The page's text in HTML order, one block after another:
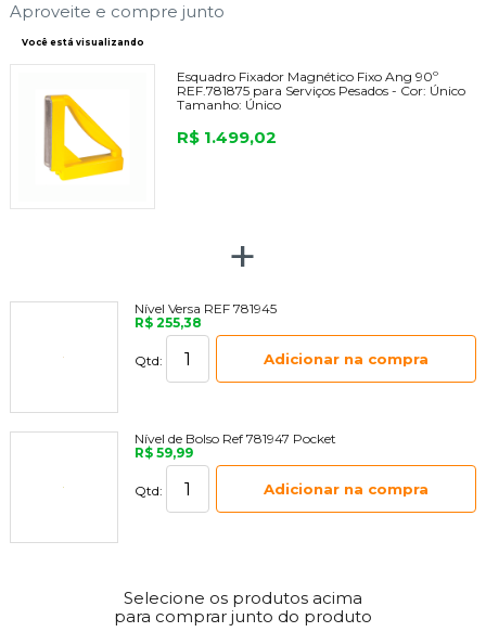
Aproveite e compre junto
Você está visualizando
Esquadro Fixador Magnético Fixo Ang 90º
REF.781875 para Serviços Pesados - Cor: Único
Tamanho: Único
R$ 1.499,02
+
Nível Versa REF 781945
R$ 255,38
Qtd: Adicionar na compra
Nível de Bolso Ref 781947 Pocket
R$ 59,99
Qtd: Adicionar na compra
Selecione os produtos acima
para comprar junto do produto